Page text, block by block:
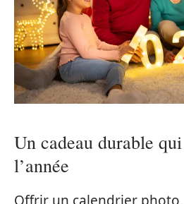
Un cadeau durable
l’année